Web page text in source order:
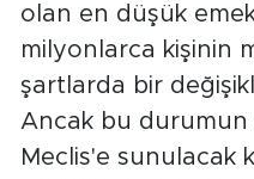
olan en düşük
milyonlarca kişinin
şartlarda bir
Ancak bu durumun
Meclis'e sunulacak